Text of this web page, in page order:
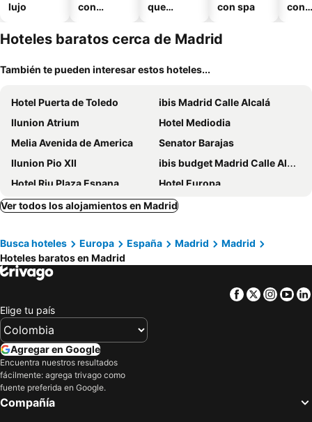
lujo
con
que
mascotas
con spa
con
Hoteles baratos cerca de Madrid
También te pueden interesar estos hoteles...
Hotel Puerta de Toledo
ibis Madrid Calle Alcalá
Ilunion Atrium
Hotel Mediodia
Melia Avenida de America
Senator Barajas
Ilunion Pio XII
ibis budget Madrid Calle Alcalá
Hotel Riu Plaza Espana
Hotel Europa
Crowne Plaza Madrid Airport By Ihg
Hotel Mercader
Líbere Madrid Palacio Real
Optimi Rooms Madrid
Cubik Rooms
Hotel Praga
Ilunion Suites Madrid
Hotel Liabeny
Hostal Condestable
Erase un Hotel
Travelodge Madrid Metropolitano
Apartamentos Recoletos
INNSiDE by Meliá Madrid Valdebebas
AYZ Joaquín Pol
Ver todos los alojamientos en Madrid
Busca hoteles Europa España Madrid
Madrid
Hoteles baratos en Madrid
Facebook
Twitter
Elige tu país
Agregar en Google
Encuentra nuestros resultados
fácilmente: agrega trivago como
fuente preferida en Google.
Compañía